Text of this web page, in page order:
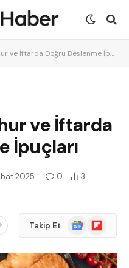
ve İftarda Doğru Beslenme İpuçları
ve İftarda
İpuçları
2025 0
3
Takip Et
Google
News
Flipboard